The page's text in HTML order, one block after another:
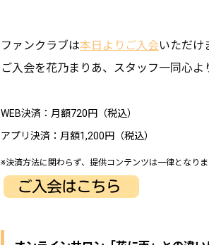
ファンクラブは本日よりご入会いただけ
ご入会を花乃まりあ、スタッフ一同心よ
WEB決済：月額720円（税込）
アプリ決済：月額1,200円（税込）
※決済方法に関わらず、提供コンテンツは一律となりま